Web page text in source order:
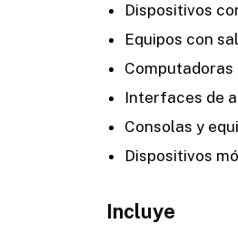
Dispositivos
Equipos con
Computadoras
Interfaces de
Consolas y
Dispositivos
Incluye